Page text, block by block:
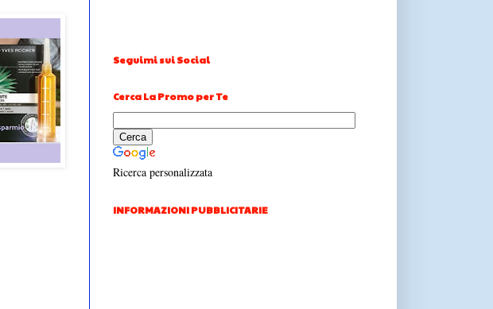
Seguimi sui Social
Cerca La Promo per Te
Ricerca personalizzata
INFORMAZIONI PUBBLICITARIE